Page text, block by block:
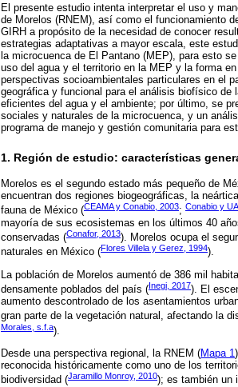
El presente estudio intenta interpretar el uso y
de Morelos (RNEM), así como el funcionamiento
GIRH a propósito de la necesidad de conocer
estrategias adaptativas a mayor escala, este
la microcuenca de El Pantano (MEP), para esto
uso del agua y el territorio en la MEP y la forma
perspectivas socioambientales particulares en el
geográfica y funcional para el análisis biofísico de
eficientes del agua y el ambiente; por último, se
sociales y naturales de la microcuenca, y un
programa de manejo y gestión comunitaria para
1. Región de estudio: características
Morelos es el segundo estado más pequeño de
encuentran dos regiones biogeográficas, la
fauna de México (CEAMA y Conabio, 2003; Conabio y
mayoría de sus ecosistemas en los últimos 40
conservadas (Conafor, 2013). Morelos ocupa el
naturales en México (Flores Villela y Gerez, 1994).
La población de Morelos aumentó de 386 mil
densamente poblados del país (Inegi, 2017). El
aumento descontrolado de los asentamientos
gran parte de la vegetación natural, afectando la
Morales, s.f.a).
Desde una perspectiva regional, la RNEM (Mapa 1
reconocida históricamente como uno de los
biodiversidad (Jaramillo Monroy, 2010); es también un